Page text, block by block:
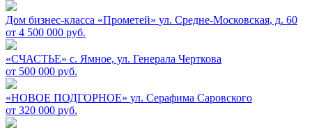
Дом бизнес-класса «Прометей» ул. Средне-Московская, д. 60
от 4 500 000 руб.
«СЧАСТЬЕ» c. Ямное, ул. Генерала Черткова
от 500 000 руб.
«НОВОЕ ПОДГОРНОЕ» ул. Серафима Саровского
от 320 000 руб.